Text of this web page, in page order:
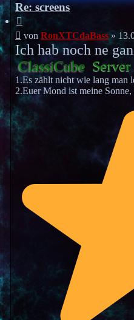
Re: screens
Zitieren
Beitrag
vonRonXTCdaBass »
Ich hab noch ne
ClassiCube Server
1.Es zählt nicht wie lang man
2.Euer Mond ist meine